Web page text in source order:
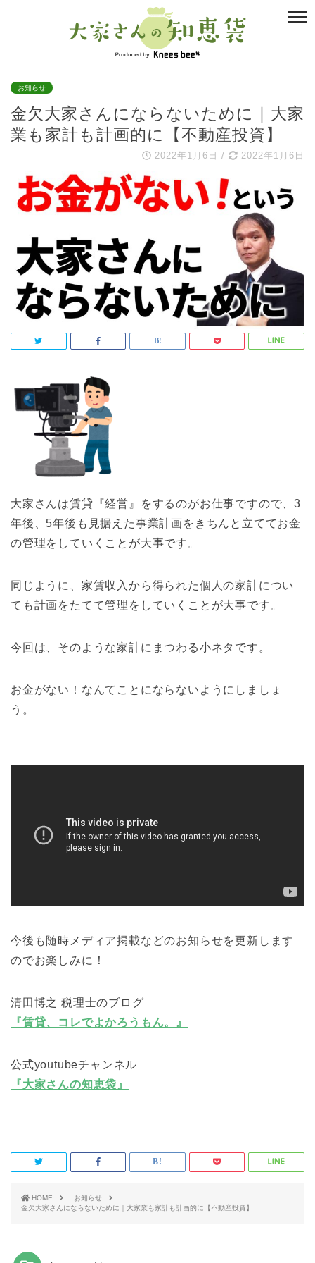
お知らせ
金欠大家さんにならないために｜大家
業も家計も計画的に【不動産投資】
2022年1月6日 / 2022年1月6日
大家さんは賃貸『経営』をするのがお仕事ですので、3
年後、5年後も見据えた事業計画をきちんと立ててお金
の管理をしていくことが大事です。
同じように、家賃収入から得られた個人の家計につい
ても計画をたてて管理をしていくことが大事です。
今回は、そのような家計にまつわる小ネタです。
お金がない！なんてことにならないようにしましょ
う。
今後も随時メディア掲載などのお知らせを更新します
のでお楽しみに！
清田博之 税理士のブログ
『賃貸、コレでよかろうもん。』
公式youtubeチャンネル
『大家さんの知恵袋』
HOME
お知らせ
金欠大家さんにならないために｜大家業も家計も計画的に【不動産投資】